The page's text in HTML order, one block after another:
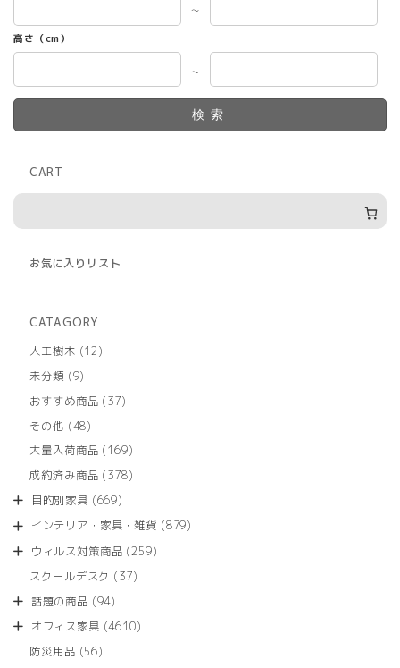
～
高さ（cm）
～
検索
CART
お気に入りリスト
CATAGORY
人工樹木
1212
商
未分類 99
の
商
おすすめ商品 3737
商
その他 4848
の
商
大量入荷商品 169169
の
成約済み商品 378378
商
目的別家具 669669
の
商
インテリア・家具・雑貨 879879
ウィルス対策商品 259259
スクールデスク 3737
商
話題の商品 9494
の
オフィス家具 46104610
防災用品 5656